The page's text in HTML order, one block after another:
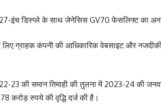
इंच डिस्प्ले के साथ जेनेसिस GV70 फेसलिफ्ट का
ग्राहक कंपनी की आधिकारिक वेबसाइट और
23 की समान तिमाही की तुलना में 2023-24 की
करोड़ रुपये की वृद्धि दर्ज की है।